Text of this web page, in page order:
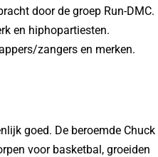
door de groep Run-DMC.
en hiphopartiesten.
zangers en merken.
goed. De beroemde Chuck
voor basketbal, groeiden